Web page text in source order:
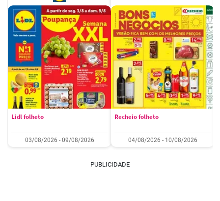
Lidl folheto
03/08/2026 - 09/08/2026
Recheio folheto
04/08/2026 - 10/08/2026
PUBLICIDADE